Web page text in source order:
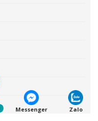
Messenger Zalo